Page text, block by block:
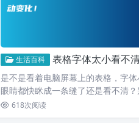
生活百科 表格字体太小看不清？快来试试这
是不是看着电脑屏幕上的表格，字体
眼睛都快眯成一条缝了还是看不清
招，能让表格…
618次阅读